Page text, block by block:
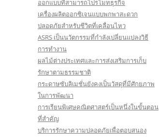
ออกแบบที่สามารถโปรโมทธุรกิจ
เครื่องผลิตออกซิเจนแบบพกพาสะดวก
ปลอดภัยสำหรับชีวิตที่เคลื่อนไหว
ASRS เป็นนวัตกรรมที่กำลังเปลี่ยนแปลงวิธี
การทำงาน
ผลไม้ต่างประเทศและการส่งเสริมการเก็บ
รักษาตามธรรมชาติ
กระดาษซับลิเมชั่นยังคงเป็นวัสดุที่มีศักยภาพ
ในการพัฒนา
การเรียนพิเศษคณิตศาสตร์เป็นหนึ่งในขั้นตอน
ที่สำคัญ
บริการรักษาความปลอดภัยเพื่อตอบสนอง